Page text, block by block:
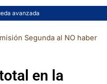
avanzada
Segunda al NO haber
en la